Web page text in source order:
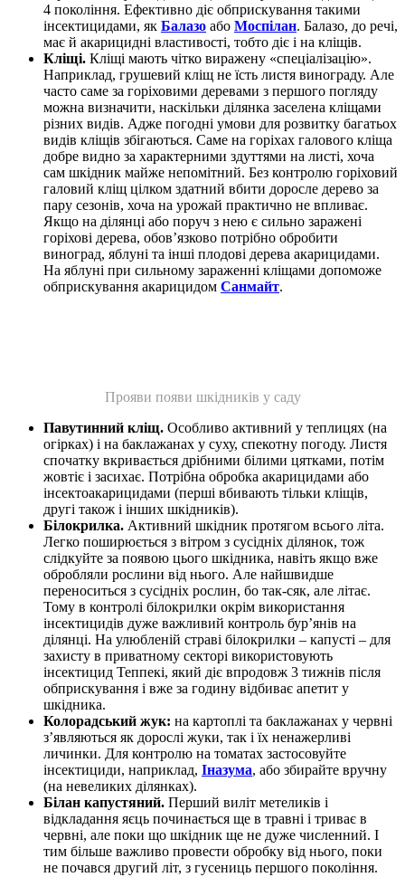
4 покоління. Ефективно діє обприскування такими
інсектицидами, як Балазо або Моспілан. Балазо, до речі,
має й акарицидні властивості, тобто діє і на кліщів.
Кліщі. Кліщі мають чітко виражену «спеціалізацію».
Наприклад, грушевий кліщ не їсть листя винограду. Але
часто саме за горіховими деревами з першого погляду
можна визначити, наскільки ділянка заселена кліщами
різних видів. Адже погодні умови для розвитку багатьох
видів кліщів збігаються. Саме на горіхах галового кліща
добре видно за характерними здуттями на листі, хоча
сам шкідник майже непомітний. Без контролю горіховий
галовий кліщ цілком здатний вбити доросле дерево за
пару сезонів, хоча на урожай практично не впливає.
Якщо на ділянці або поруч з нею є сильно заражені
горіхові дерева, обов’язково потрібно обробити
виноград, яблуні та інші плодові дерева акарицидами.
На яблуні при сильному зараженні кліщами допоможе
обприскування акарицидом Санмайт.
Прояви появи шкідників у саду
Павутинний кліщ. Особливо активний у теплицях (на
огірках) і на баклажанах у суху, спекотну погоду. Листя
спочатку вкривається дрібними білими цятками, потім
жовтіє і засихає. Потрібна обробка акарицидами або
інсектоакарицидами (перші вбивають тільки кліщів,
другі також і інших шкідників).
Білокрилка. Активний шкідник протягом всього літа.
Легко поширюється з вітром з сусідніх ділянок, тож
слідкуйте за появою цього шкідника, навіть якщо вже
обробляли рослини від нього. Але найшвидше
переноситься з сусідніх рослин, бо так-сяк, але літає.
Тому в контролі білокрилки окрім використання
інсектицидів дуже важливий контроль бур’янів на
ділянці. На улюбленій страві білокрилки – капусті – для
захисту в приватному секторі використовують
інсектицид Теппекі, який діє впродовж 3 тижнів після
обприскування і вже за годину відбиває апетит у
шкідника.
Колорадський жук: на картоплі та баклажанах у червні
з’являються як дорослі жуки, так і їх ненажерливі
личинки. Для контролю на томатах застосовуйте
інсектициди, наприклад, Іназума, або збирайте вручну
(на невеликих ділянках).
Білан капустяний. Перший виліт метеликів і
відкладання яєць починається ще в травні і триває в
червні, але поки що шкідник ще не дуже численний. І
тим більше важливо провести обробку від нього, поки
не почався другий літ, з гусениць першого покоління.